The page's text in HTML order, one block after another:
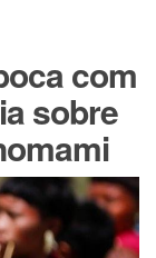
com
sobre